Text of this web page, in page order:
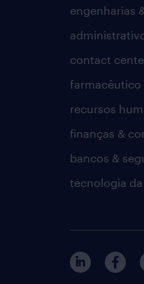
engenharias
contact
farmacêutico
recursos
finanças &
bancos &
tecnologia